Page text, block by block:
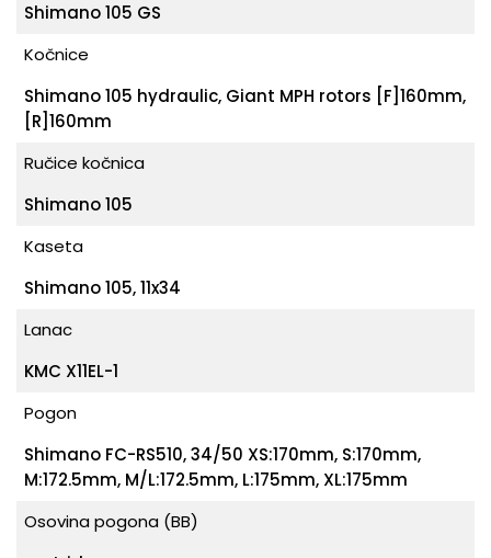
Shimano 105 GS
Kočnice
Shimano 105 hydraulic, Giant MPH rotors [F]160mm,
[R]160mm
Ručice kočnica
Shimano 105
Kaseta
Shimano 105, 11x34
Lanac
KMC X11EL-1
Pogon
Shimano FC-RS510, 34/50 XS:170mm, S:170mm,
M:172.5mm, M/L:172.5mm, L:175mm, XL:175mm
Osovina pogona (BB)